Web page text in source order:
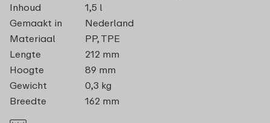
Inhoud
1,5 l
Gemaakt in
Nederland
Materiaal
PP, TPE
Lengte
212 mm
Hoogte
89 mm
Gewicht
0,3 kg
Breedte
162 mm